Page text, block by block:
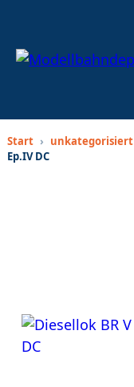
Start › unkategorisiert
Ep.IV DC